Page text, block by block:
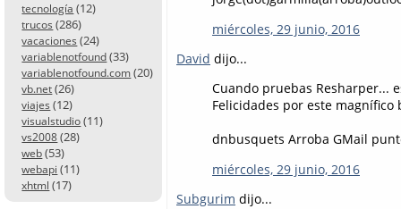
tecnología (12)
trucos (286)
vacaciones (24)
variablenotfound (33)
variablenotfound.com (20)
vb.net (26)
viajes (12)
visualstudio (11)
vs2008 (28)
web (53)
webapi (11)
xhtml (17)
miércoles, 29 junio, 2016
David dijo...
Cuando pruebas Resharper...
Felicidades por este
dnbusquets Arroba GMail
miércoles, 29 junio, 2016
Subgurim dijo...